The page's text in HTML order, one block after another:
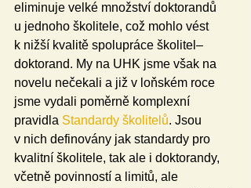
eliminuje velké množství doktorandů
u jednoho školitele, což mohlo vést
k nižší kvalitě spolupráce školitel–
doktorand. My na UHK jsme však na
novelu nečekali a již v loňském roce
jsme vydali poměrně komplexní
pravidla Standardy školitelů. Jsou
v nich definovány jak standardy pro
kvalitní školitele, tak ale i doktorandy,
včetně povinností a limitů, ale